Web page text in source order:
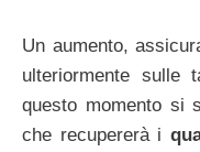
Un aumento,
ulteriormente sulle
questo momento si
che recupererà i